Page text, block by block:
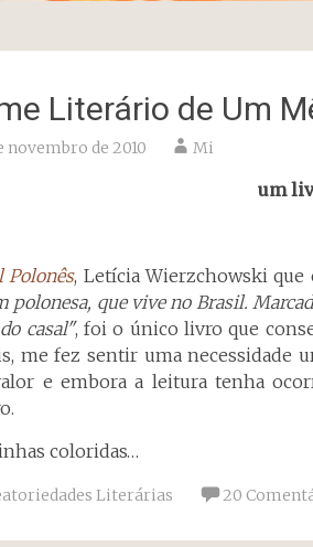
Literário de Um
novembro de 2010 Mi
um
Polonês, Letícia Wierzchowski que
polonesa, que vive no Brasil.
casal", foi o único livro que
me fez sentir uma necessidade
e embora a leitura tenha
coloridas…
Literárias 20